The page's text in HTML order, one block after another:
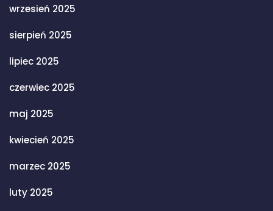
wrzesień 2025
sierpień 2025
lipiec 2025
czerwiec 2025
maj 2025
kwiecień 2025
marzec 2025
luty 2025